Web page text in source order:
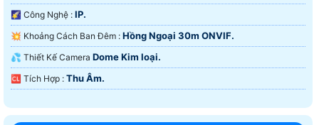
🌠 Công Nghệ : IP.
💥 Khoảng Cách Ban Đêm : Hồng Ngoại 30m ONVIF.
💦 Thiết Kế Camera Dome Kim loại.
️🆑 Tích Hợp : Thu Âm.